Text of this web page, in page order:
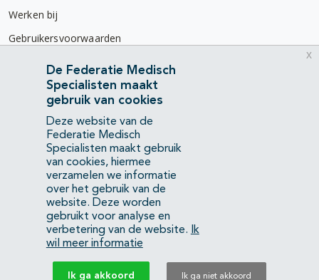
Werken bij
Gebruikersvoorwaarden
Privacyverklaring
Contact
Mercatorlaan 1200
3528 BL Utrecht
(088) 505 34 34
info@richtlijnendatabase.nl
YouTubeLinkedIn
KvK Federatie Medisch Specialisten:40483480
De Federatie Medisch
Specialisten maakt
gebruik van cookies
Deze website van de
Federatie Medisch
Specialisten maakt gebruik
van cookies, hiermee
verzamelen we informatie
over het gebruik van de
website. Deze worden
gebruikt voor analyse en
verbetering van de website.
Ik
wil meer informatie
Ik ga akkoord Ik ga niet akkoord
x